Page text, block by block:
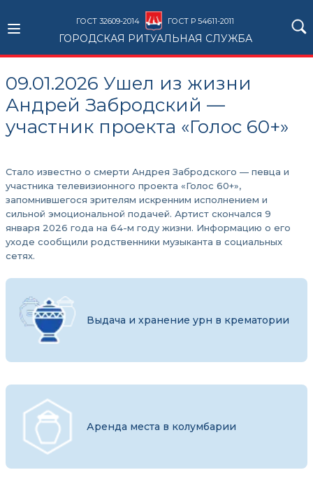
ГОСТ 32609-2014 ГОСТ Р 54611-2011
ГОРОДСКАЯ РИТУАЛЬНАЯ СЛУЖБА
09.01.2026 Ушел из жизни
Андрей Забродский —
участник проекта «Голос 60+»
Стало известно о смерти Андрея Забродского — певца и
участника телевизионного проекта «Голос 60+»,
запомнившегося зрителям искренним исполнением и
сильной эмоциональной подачей. Артист скончался 9
января 2026 года на 64-м году жизни. Информацию о его
уходе сообщили родственники музыканта в социальных
сетях.
Выдача и хранение урн в крематории
Аренда места в колумбарии